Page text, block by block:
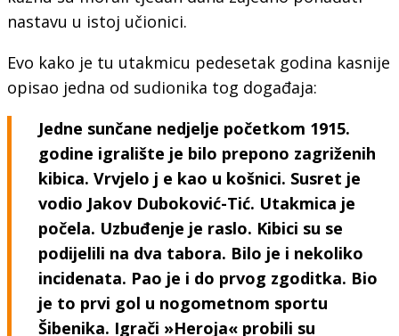
nastavu u istoj učionici.
Evo kako je tu utakmicu pedesetak godina kasnije
opisao jedna od sudionika tog događaja:
Jedne sunčane nedjelje početkom 1915.
godine igralište je bilo prepono zagriženih
kibica. Vrvjelo j e kao u košnici. Susret je
vodio Jakov Duboković-Tić. Utakmica je
počela. Uzbuđenje je raslo. Kibici su se
podijelili na dva tabora. Bilo je i nekoliko
incidenata. Pao je i do prvog zgoditka. Bio
je to prvi gol u nogometnom spor­tu
Šibenika. Igrači »Heroja« probili su